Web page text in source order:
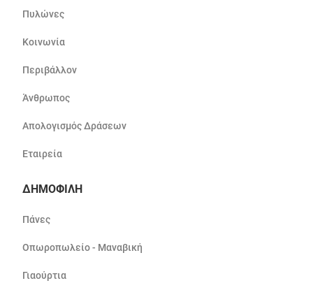
Πυλώνες
Κοινωνία
Περιβάλλον
Άνθρωπος
Απολογισμός Δράσεων
Εταιρεία
ΔΗΜΟΦΙΛΗ
Πάνες
Οπωροπωλείο - Μαναβική
Γιαούρτια